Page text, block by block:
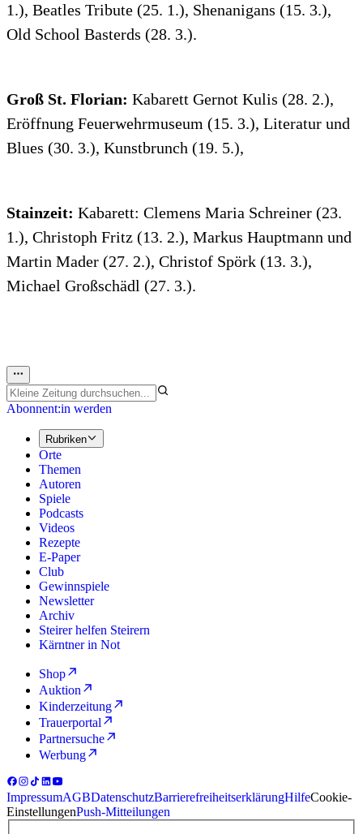
1.), Beatles Tribute (25. 1.), Shenanigans (15. 3.),
Old School Basterds (28. 3.).
Groß St. Florian: Kabarett Gernot Kulis (28. 2.),
Eröffnung Feuerwehrmuseum (15. 3.), Literatur und
Blues (30. 3.), Kunstbrunch (19. 5.),
Stainzeit: Kabarett: Clemens Maria Schreiner (23.
1.), Christoph Fritz (13. 2.), Markus Hauptmann und
Martin Mader (27. 2.), Christof Spörk (13. 3.),
Michael Großschädl (27. 3.).
Abonnent:in werden
Rubriken
Orte
Themen
Autoren
Spiele
Podcasts
Videos
Rezepte
E-Paper
Club
Gewinnspiele
Newsletter
Archiv
Steirer helfen Steirern
Kärntner in Not
Shop
Auktion
Kinderzeitung
Trauerportal
Partnersuche
Werbung
ImpressumAGBDatenschutzBarrierefreiheitserklärungHilfeCookie-
EinstellungenPush-Mitteilungen